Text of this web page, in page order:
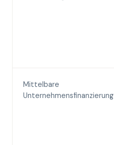
Mittelbare
Unternehmensfinanzierung